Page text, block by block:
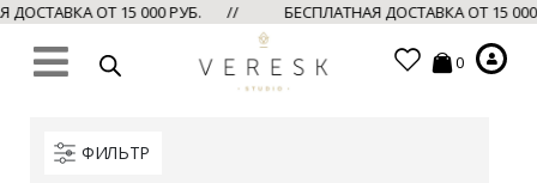
ДОСТАВКА ОТ 15 000 РУБ. // БЕСПЛАТНАЯ ДОСТАВКА ОТ 15
0
ФИЛЬТР